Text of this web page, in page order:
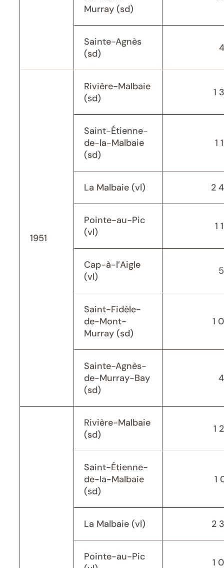
Murray (sd)
Sainte-Agnès
(sd)
1951
Rivière-Malbaie
(sd)
1
Saint-Étienne-
de-la-Malbaie
(sd)
1
La Malbaie (vl) 2
Pointe-au-Pic
(vl)
1
Cap-à-l’Aigle
(vl)
Saint-Fidèle-
de-Mont-
Murray (sd)
1
Sainte-Agnès-
de-Murray-Bay
(sd)
Rivière-Malbaie
(sd)
1
Saint-Étienne-
de-la-Malbaie
(sd)
1
La Malbaie (vl) 2
Pointe-au-Pic
1